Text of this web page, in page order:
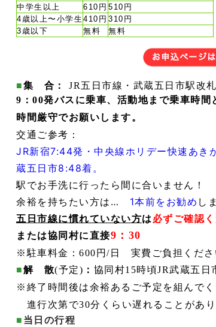
中学生以上 610円 510円
4歳以上〜小学生 410円 310円
3歳以下
無料 無料
■集 合： JR五日市線・武蔵五日市駅改
9：00発バスに乗車、活動地まで乗車時間
時間厳守でお願いします。
交通ご参考：
JR新宿7:44発・中央線ホリデー快速あき
蔵五日市8:48着。
駅でお手洗に行ったら間に合いません！
余裕を持ちたい方は… 1本前をお勧め し
五日市線に慣れていない方は 必ずご確認
または協同村に直接9：30
※駐車料金：600円/日 実費ご負担くださ
■解 散(予定) ： 協同村15時頃JR武蔵五日
※終了時間後は余裕ある ご予定を組んで
進行次第で30分くらい遅れることがあり
■ 当日の行程